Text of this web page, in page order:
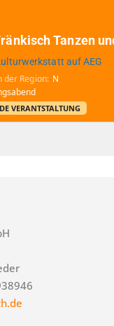
Tanzen
auf AEG
der Region N
VERANTSTALTUNG